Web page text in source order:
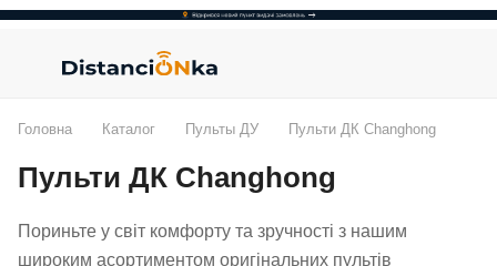
Головна Каталог Пульты ДУ Пульти ДК Changhong
Пульти ДК Changhong
Пориньте у світ комфорту та зручності з нашим
широким асортиментом оригінальних пультів